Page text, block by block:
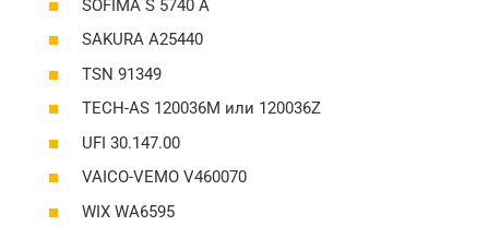
SOFIMA S 5740 A
SAKURA A25440
TSN 91349
TECH-AS 120036M или 120036Z
UFI 30.147.00
VAICO-VEMO V460070
WIX WA6595